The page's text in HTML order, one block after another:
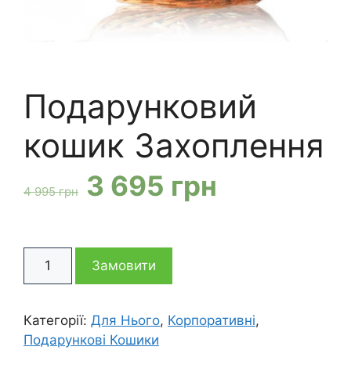
Подарунковий
кошик Захоплення
4 995грн
Оригінальна
4
995 грн
3 695 грн
695 грн
кошик
кількість
Замовити
Категорії: Для Нього, Корпоративні,
Подарункові Кошики